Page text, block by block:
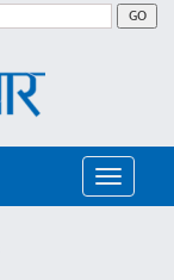
GO
Toggle